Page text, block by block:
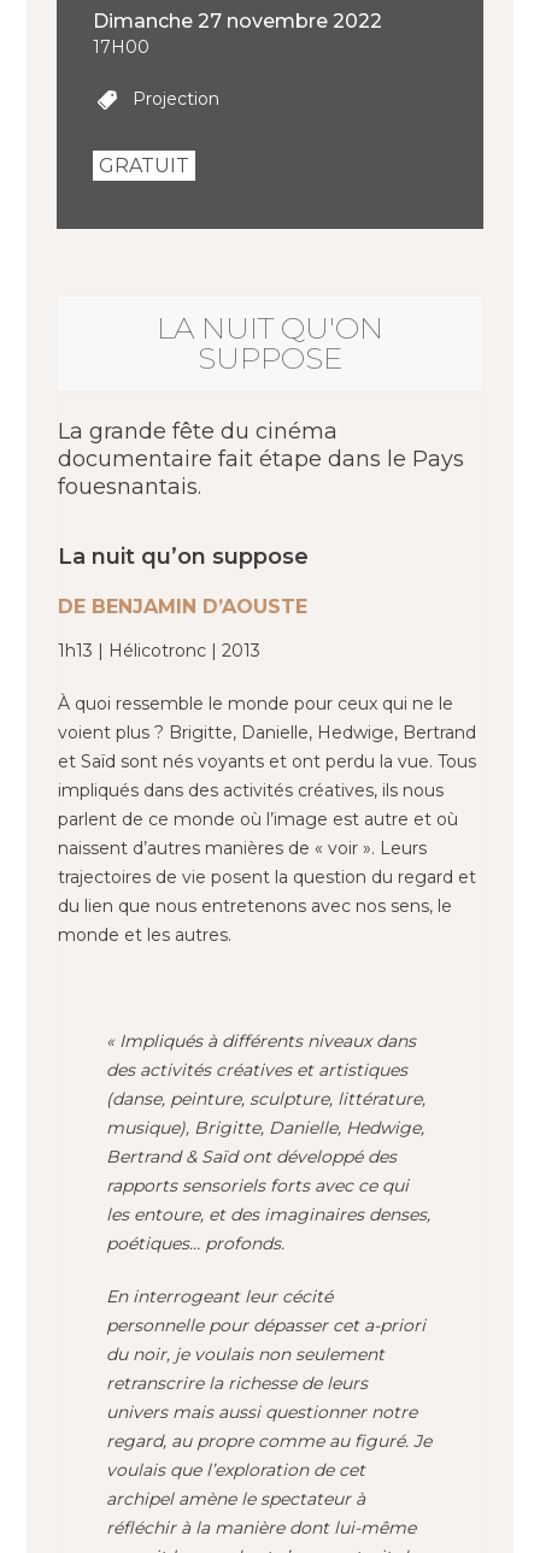
dimanche 27 novembre 2022
17H00
Projection
GRATUIT
LA NUIT QU'ON
SUPPOSE
La grande fête du cinéma
documentaire fait étape dans le Pays
fouesnantais.
La nuit qu’on suppose
DE BENJAMIN D’AOUSTE
1h13 | Hélicotronc | 2013
À quoi ressemble le monde pour ceux qui ne le
voient plus ? Brigitte, Danielle, Hedwige, Bertrand
et Saïd sont nés voyants et ont perdu la vue. Tous
impliqués dans des activités créatives, ils nous
parlent de ce monde où l’image est autre et où
naissent d’autres manières de « voir ». Leurs
trajectoires de vie posent la question du regard et
du lien que nous entretenons avec nos sens, le
monde et les autres.
« Impliqués à différents niveaux dans
des activités créatives et artistiques
(danse, peinture, sculpture, littérature,
musique), Brigitte, Danielle, Hedwige,
Bertrand & Saïd ont développé des
rapports sensoriels forts avec ce qui
les entoure, et des imaginaires denses,
poétiques… profonds.
En interrogeant leur cécité
personnelle pour dépasser cet a-priori
du noir, je voulais non seulement
retranscrire la richesse de leurs
univers mais aussi questionner notre
regard, au propre comme au figuré. Je
voulais que l’exploration de cet
archipel amène le spectateur à
réfléchir à la manière dont lui-même